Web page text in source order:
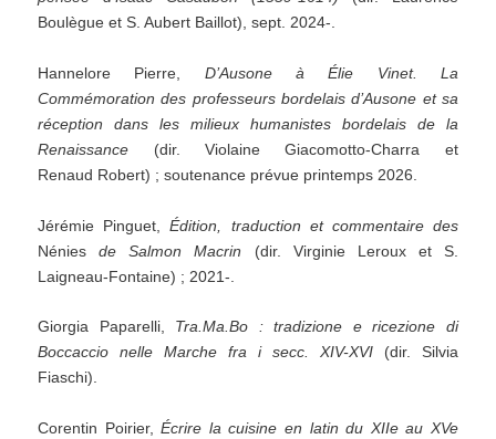
Boulègue et S. Aubert Baillot), sept. 2024-.
Hannelore Pierre, D’Ausone à Élie Vinet. La
Commémoration des professeurs bordelais d’Ausone et sa
réception dans les milieux humanistes bordelais de la
Renaissance (dir. Violaine Giacomotto-Charra et
Renaud Robert) ; soutenance prévue printemps 2026.
Jérémie Pinguet,Édition, traduction et commentaire des
Néniesde Salmon Macrin (dir. Virginie Leroux et S.
Laigneau-Fontaine) ; 2021-.
Giorgia Paparelli, Tra.Ma.Bo : tradizione e ricezione di
Boccaccio nelle Marche fra i secc. XIV-XVI(dir. Silvia
Fiaschi).
Corentin Poirier,Écrire la cuisine en latin du XIIe au XVe